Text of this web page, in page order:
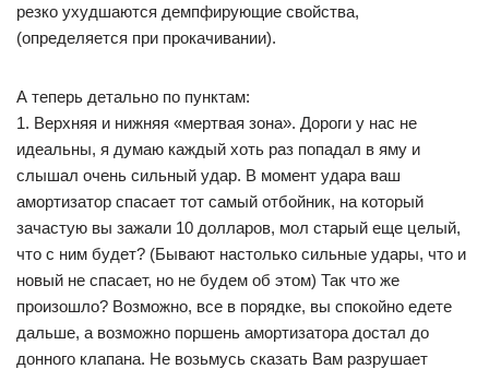
резко ухудшаются демпфирующие свойства,
(определяется при прокачивании).
А теперь детально по пунктам:
1. Верхняя и нижняя «мертвая зона». Дороги у нас не
идеальны, я думаю каждый хоть раз попадал в яму и
слышал очень сильный удар. В момент удара ваш
амортизатор спасает тот самый отбойник, на который
зачастую вы зажали 10 долларов, мол старый еще целый,
что с ним будет? (Бывают настолько сильные удары, что и
новый не спасает, но не будем об этом) Так что же
произошло? Возможно, все в порядке, вы спокойно едете
дальше, а возможно поршень амортизатора достал до
донного клапана. Не возьмусь сказать Вам разрушает